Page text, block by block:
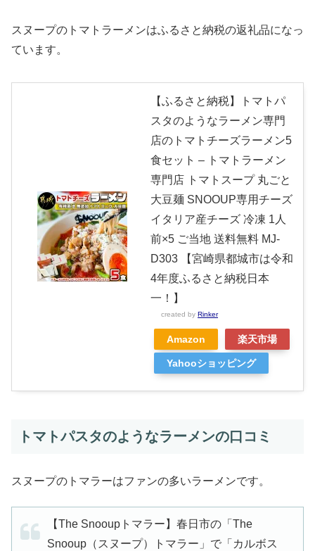
スヌープのトマトラーメンはふるさと納税の返礼品になっ
ています。
【ふるさと納税】トマトパ
スタのようなラーメン専門
店のトマトチーズラーメン5
食セット – トマトラーメン
専門店 トマトスープ 丸ごと
大豆麺 SNOOUP専用チーズ
イタリア産チーズ 冷凍 1人
前×5 ご当地 送料無料 MJ-
D303 【宮崎県都城市は令和
4年度ふるさと納税日本
一！】
created by Rinker
Amazon 楽天市場
Yahooショッピング
トマトパスタのようなラーメンの口コミ
スヌープのトマラーはファンの多いラーメンです。
【The Snooupトマラー】春日市の「The
Snooup（スヌープ）トマラー」で「カルボス